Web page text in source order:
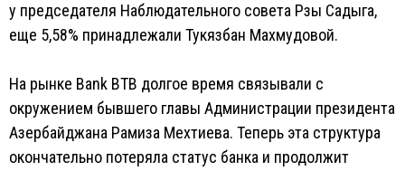
у председателя Наблюдательного совета Рзы Садыга,
еще 5,58% принадлежали Тукязбан Махмудовой.
На рынке Bank BTB долгое время связывали с
окружением бывшего главы Администрации президента
Азербайджана Рамиза Мехтиева. Теперь эта структура
окончательно потеряла статус банка и продолжит